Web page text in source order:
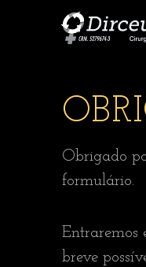
Obrigado
formulário.
Entraremos
breve